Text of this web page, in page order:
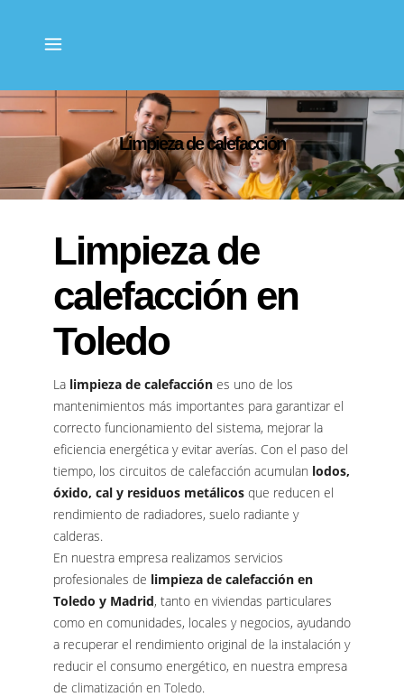
Limpieza de calefacción
Limpieza de
calefacción en
Toledo
La limpieza de calefacción es uno de los
mantenimientos más importantes para garantizar el
correcto funcionamiento del sistema, mejorar la
eficiencia energética y evitar averías. Con el paso del
tiempo, los circuitos de calefacción acumulan lodos,
óxido, cal y residuos metálicos que reducen el
rendimiento de radiadores, suelo radiante y
calderas.
En nuestra empresa realizamos servicios
profesionales de limpieza de calefacción en
Toledo y Madrid, tanto en viviendas particulares
como en comunidades, locales y negocios, ayudando
a recuperar el rendimiento original de la instalación y
reducir el consumo energético, en nuestra empresa
de climatización en Toledo.